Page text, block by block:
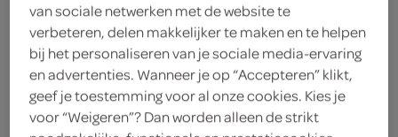
Let op: aanbiedingen zijn niet zichtbaar bij de
producten, maar worden wél automatisch
verwerkt in de winkelmand.
van sociale netwerken met de website te
verbeteren, delen makkelijker te maken en te helpen
bij het personaliseren van je sociale media-ervaring
en advertenties. Wanneer je op “Accepteren” klikt,
geef je toestemming voor al onze cookies. Kies je
voor “Weigeren”? Dan worden alleen de strikt